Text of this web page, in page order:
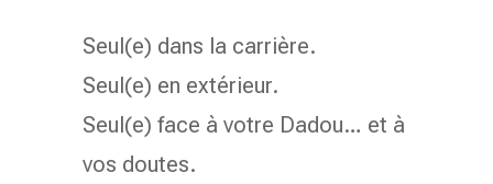
Seul(e) dans la carrière.
Seul(e) en extérieur.
Seul(e) face à votre Dadou… et à
vos doutes.